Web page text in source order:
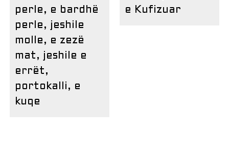
perle, e bardhë
perle, jeshile
molle, e zezë
mat, jeshile e
errët,
portokalli, e
kuqe
e Kufizuar